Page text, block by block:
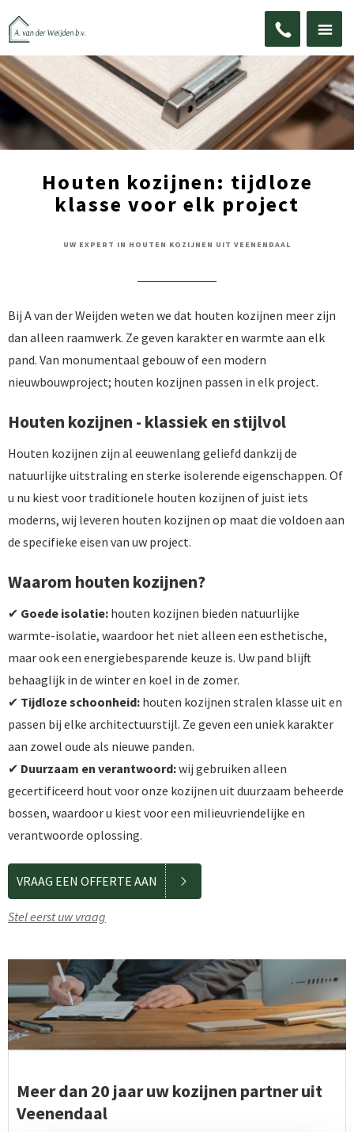
ZOEKEN
Houten kozijnen: tijdloze
klasse voor elk project
UW EXPERT IN HOUTEN KOZIJNEN UIT VEENENDAAL
Bij A van der Weijden weten we dat houten kozijnen meer zijn
dan alleen raamwerk. Ze geven karakter en warmte aan elk
pand. Van monumentaal gebouw of een modern
nieuwbouwproject; houten kozijnen passen in elk project.
Houten kozijnen - klassiek en stijlvol
Houten kozijnen zijn al eeuwenlang geliefd dankzij de
natuurlijke uitstraling en sterke isolerende eigenschappen. Of
u nu kiest voor traditionele houten kozijnen of juist iets
moderns, wij leveren houten kozijnen op maat die voldoen aan
de specifieke eisen van uw project.
Waarom houten kozijnen?
✔ Goede isolatie: houten kozijnen bieden natuurlijke
warmte-isolatie, waardoor het niet alleen een esthetische,
maar ook een energiebesparende keuze is. Uw pand blijft
behaaglijk in de winter en koel in de zomer.
✔ Tijdloze schoonheid: houten kozijnen stralen klasse uit en
passen bij elke architectuurstijl. Ze geven een uniek karakter
aan zowel oude als nieuwe panden.
✔ Duurzaam en verantwoord:wij gebruiken alleen
gecertificeerd hout voor onze kozijnen uit duurzaam beheerde
bossen, waardoor u kiest voor een milieuvriendelijke en
verantwoorde oplossing.
VRAAG EEN OFFERTE AAN
Stel eerst uw vraag
Meer dan 20 jaar uw kozijnen partner uit
Veenendaal